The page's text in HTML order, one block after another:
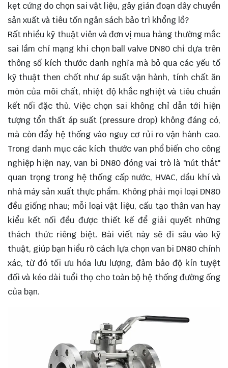
kẹt cứng do chọn sai vật liệu, gây gián đoạn dây chuyền
sản xuất và tiêu tốn ngân sách bảo trì khổng lồ?
Rất nhiều kỹ thuật viên và đơn vị mua hàng thường mắc
sai lầm chí mạng khi chọn ball valve DN80 chỉ dựa trên
thông số kích thước danh nghĩa mà bỏ qua các yếu tố
kỹ thuật then chốt như áp suất vận hành, tính chất ăn
mòn của môi chất, nhiệt độ khắc nghiệt và tiêu chuẩn
kết nối đặc thù. Việc chọn sai không chỉ dẫn tới hiện
tượng tổn thất áp suất (pressure drop) không đáng có,
mà còn đẩy hệ thống vào nguy cơ rủi ro vận hành cao.
Trong danh mục các kích thước van phổ biến cho công
nghiệp hiện nay, van bi DN80 đóng vai trò là "nút thắt"
quan trọng trong hệ thống cấp nước, HVAC, dầu khí và
nhà máy sản xuất thực phẩm. Không phải mọi loại DN80
đều giống nhau; mỗi loại vật liệu, cấu tạo thân van hay
kiểu kết nối đều được thiết kế để giải quyết những
thách thức riêng biệt. Bài viết này sẽ đi sâu vào kỹ
thuật, giúp bạn hiểu rõ cách lựa chọn van bi DN80 chính
xác, từ đó tối ưu hóa lưu lượng, đảm bảo độ kín tuyệt
đối và kéo dài tuổi thọ cho toàn bộ hệ thống đường ống
của bạn.